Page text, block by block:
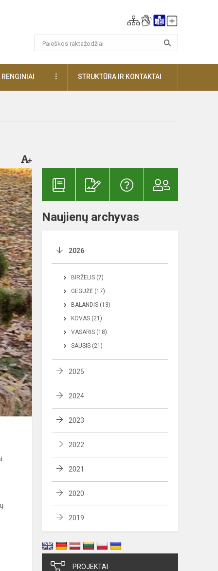
RENGINIAI DAUGIAUSTRUKTŪRA IR KONTAKTAI
Naujienų archyvas
2026
BIRŽELIS (7)
GEGUŽĖ (17)
BALANDIS (13)
KOVAS (21)
VASARIS (18)
SAUSIS (21)
2025
2024
2023
2022
2021
2020
2019
PROJEKTAI